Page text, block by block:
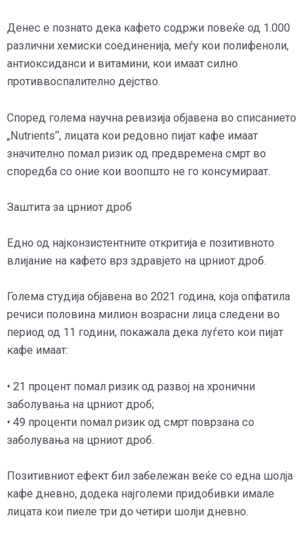
Денес е познато дека кафето содржи повеќе од 1.000
различни хемиски соединенија, меѓу кои полифеноли,
антиоксиданси и витамини, кои имаат силно
противвоспалително дејство.
Според голема научна ревизија објавена во списанието
„Nutrients“, лицата кои редовно пијат кафе имаат
значително помал ризик од предвремена смрт во
споредба со оние кои воопшто не го консумираат.
Заштита за црниот дроб
Едно од најконзистентните откритија е позитивното
влијание на кафето врз здравјето на црниот дроб.
Голема студија објавена во 2021 година, која опфатила
речиси половина милион возрасни лица следени во
период од 11 години, покажала дека луѓето кои пијат
кафе имаат:
• 21 процент помал ризик од развој на хронични
заболувања на црниот дроб;
• 49 проценти помал ризик од смрт поврзана со
заболувања на црниот дроб.
Позитивниот ефект бил забележан веќе со една шолја
кафе дневно, додека најголеми придобивки имале
лицата кои пиеле три до четири шолји дневно.